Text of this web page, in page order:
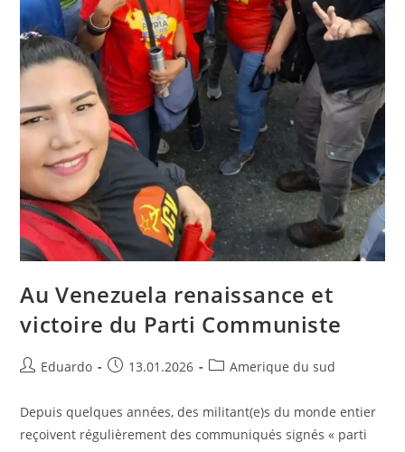
Au Venezuela renaissance et
victoire du Parti Communiste
Eduardo 13.01.2026 Amerique du sud
Depuis quelques années, des militant(e)s du monde entier
reçoivent régulièrement des communiqués signés « parti